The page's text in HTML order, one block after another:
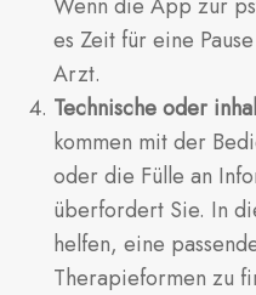
es Zeit für eine
Arzt.
Technische oder
kommen mit der
oder die Fülle an
überfordert Sie. In
helfen, eine
Therapieformen zu